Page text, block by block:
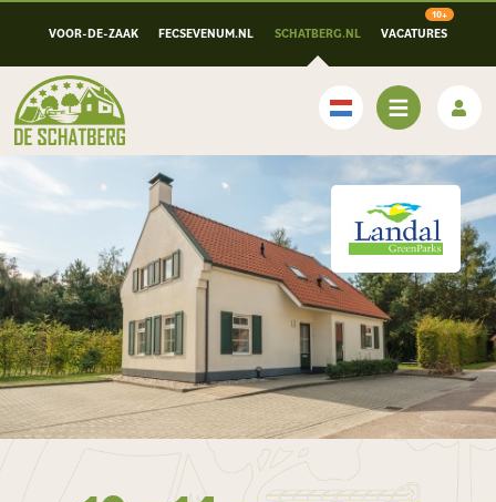
VOOR-DE-ZAAK FECSEVENUM.NL SCHATBERG.NL VACATURES
Nederlands